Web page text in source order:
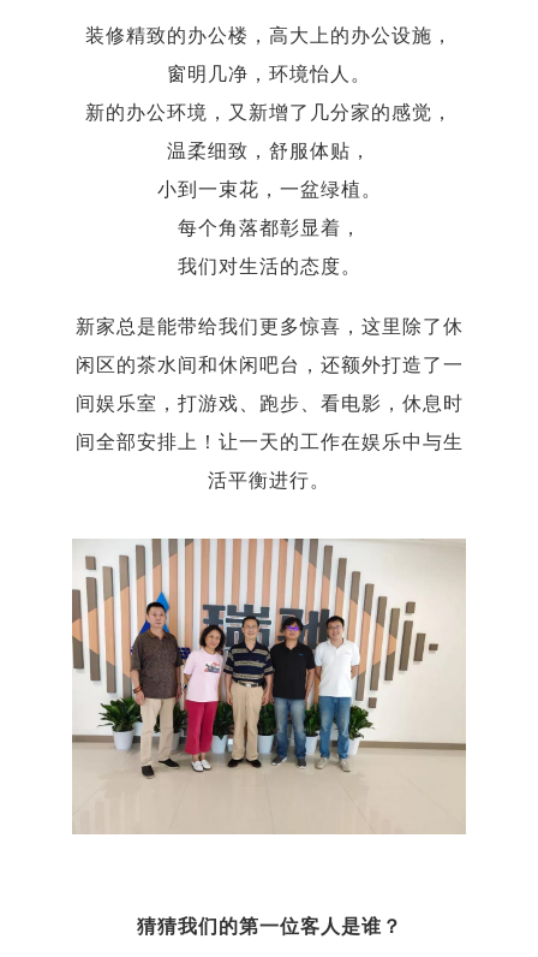
装修精致的办公楼，高大上的办公设施，
窗明几净，环境怡人。
新的办公环境，又新增了几分家的感觉，
温柔细致，舒服体贴，
小到一束花，一盆绿植。
每个角落都彰显着，
我们对生活的态度。
新家总是能带给我们更多惊喜，这里除了休
闲区的茶水间和休闲吧台，还额外打造了一
间娱乐室，打游戏、跑步、看电影，休息时
间全部安排上！让一天的工作在娱乐中与生
活平衡进行。
猜猜我们的第一位客人是谁？